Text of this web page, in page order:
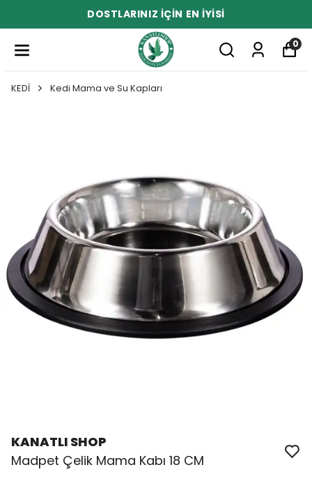
DOSTLARINIZ İÇİN EN İYİSİ
0
KEDİ Kedi Mama ve Su Kapları
KANATLI SHOP
Madpet Çelik Mama Kabı 18 CM